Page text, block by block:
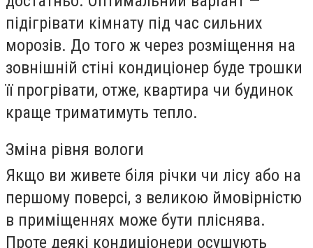
підігрівати кімнату під час сильних
морозів. До того ж через розміщення на
зовнішній стіні кондиціонер буде трошки
її прогрівати, отже, квартира чи будинок
краще триматимуть тепло.
Зміна рівня вологи
Якщо ви живете біля річки чи лісу або на
першому поверсі, з великою ймовірністю
в приміщеннях може бути пліснява.
Проте деякі кондиціонери осушують